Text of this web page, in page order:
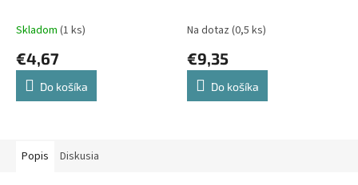
Skladom (1 ks)
€4,67
Do košíka
Na dotaz (0,5 ks)
€9,35
Do košíka
Popis Diskusia